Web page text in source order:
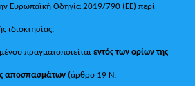
Ευρωπαϊκή Οδηγία 2019/790 (ΕΕ) περί
ιδιοκτησίας.
πραγματοποιείταιεντός των ορίων της
αποσπασμάτων (άρθρο 19 Ν.